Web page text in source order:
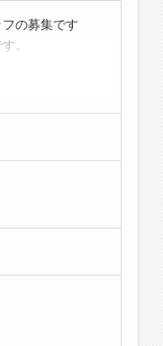
の募集です
。